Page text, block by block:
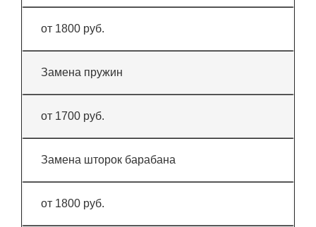
от 1800 руб.
Замена пружин
от 1700 руб.
Замена шторок барабана
от 1800 руб.